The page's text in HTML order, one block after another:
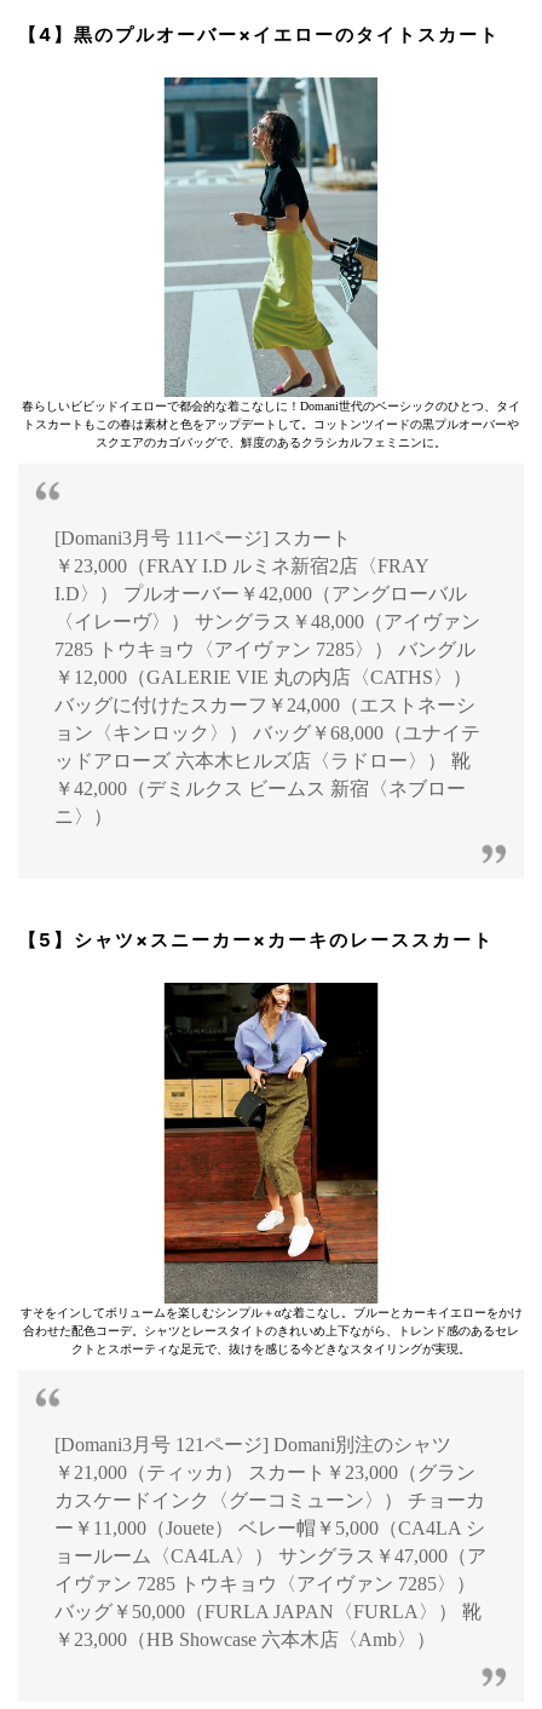
【4】黒のプルオーバー×イエローのタイトスカート
春らしいビビッドイエローで都会的な着こなしに！Domani世代のベーシックのひとつ、タイ
トスカートもこの春は素材と色をアップデートして。コットンツイードの黒プルオーバーや
スクエアのカゴバッグで、鮮度のあるクラシカルフェミニンに。
[Domani3月号 111ページ] スカート
￥23,000（FRAY I.D ルミネ新宿2店〈FRAY
I.D〉） プルオーバー￥42,000（アングローバル
〈イレーヴ〉） サングラス￥48,000（アイヴァン
7285 トウキョウ〈アイヴァン 7285〉） バングル
￥12,000（GALERIE VIE 丸の内店〈CATHS〉）
バッグに付けたスカーフ￥24,000（エストネーシ
ョン〈キンロック〉） バッグ￥68,000（ユナイテ
ッドアローズ 六本木ヒルズ店〈ラドロー〉） 靴
￥42,000（デミルクス ビームス 新宿〈ネブロー
ニ〉）
【5】シャツ×スニーカー×カーキのレーススカート
すそをインしてボリュームを楽しむシンプル＋αな着こなし。ブルーとカーキイエローをかけ
合わせた配色コーデ。シャツとレースタイトのきれいめ上下ながら、トレンド感のあるセレ
クトとスポーティな足元で、抜けを感じる今どきなスタイリングが実現。
[Domani3月号 121ページ] Domani別注のシャツ
￥21,000（ティッカ） スカート￥23,000（グラン
カスケードインク〈グーコミューン〉） チョーカ
ー￥11,000（Jouete） ベレー帽￥5,000（CA4LA シ
ョールーム〈CA4LA〉） サングラス￥47,000（ア
イヴァン 7285 トウキョウ〈アイヴァン 7285〉）
バッグ￥50,000（FURLA JAPAN〈FURLA〉） 靴
￥23,000（HB Showcase 六本木店〈Amb〉）